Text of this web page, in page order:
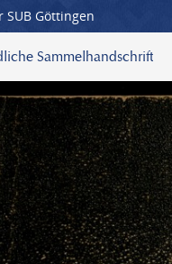
SUB Göttingen
Sammelhandschrift